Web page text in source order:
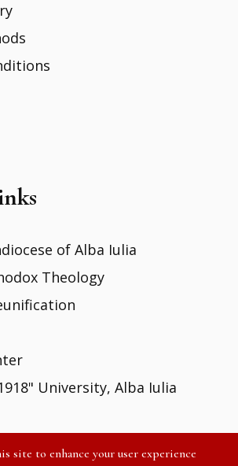
of Alba Iulia
Theology
University, Alba Iulia
site to enhance your user experience